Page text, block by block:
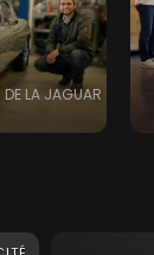
DE LA JAGUAR